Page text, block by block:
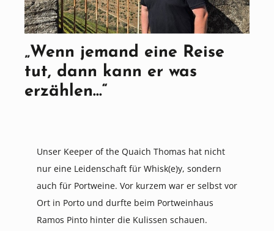
„Wenn jemand eine Reise
tut, dann kann er was
erzählen…“
Unser Keeper of the Quaich Thomas hat nicht
nur eine Leidenschaft für Whisk(e)y, sondern
auch für Portweine. Vor kurzem war er selbst vor
Ort in Porto und durfte beim Portweinhaus
Ramos Pinto hinter die Kulissen schauen.